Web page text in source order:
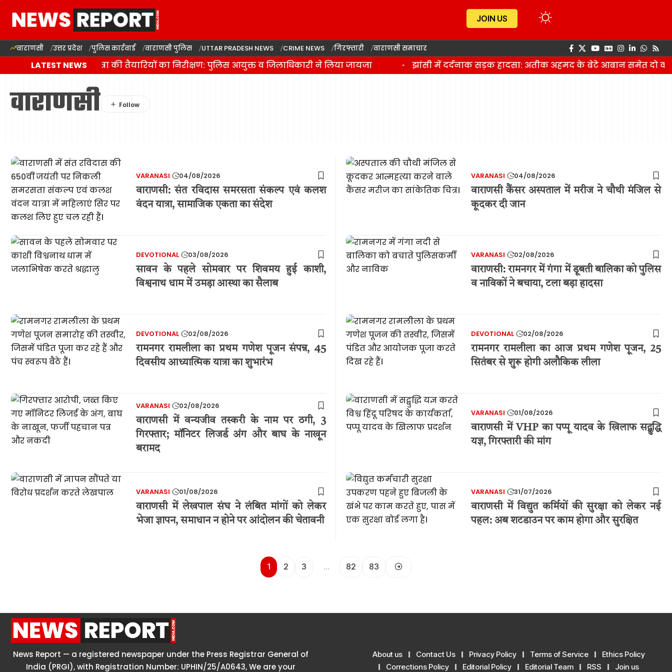
JOIN US
वाराणसी उत्तर प्रदेश पुलिस कार्रवाई वाराणसी पुलिस UTTAR PRADESH NEWS CRIME NEWS गिरफ्तारी वाराणसी समाचार
LATEST NEWS
वाराणसी में कांवड़ यात्रा की तैयारियों का निरीक्षण: पुलिस आयुक्त व जिलाधिकारी ने लिया जायजा झांसी में दर्दनाक सड़क हादसा: अतीक अहमद के बेटे आबान समेत दो की
वाराणसी
VARANASI 04/08/2026
वाराणसी: संत रविदास समरसता संकल्प एवं कलश
वंदन यात्रा, सामाजिक एकता का संदेश
VARANASI 04/08/2026
वाराणसी कैंसर अस्पताल में मरीज ने चौथी मंजिल से
कूदकर दी जान
DEVOTIONAL 03/08/2026
सावन के पहले सोमवार पर शिवमय हुई काशी,
विश्वनाथ धाम में उमड़ा आस्था का सैलाब
VARANASI 02/08/2026
वाराणसी: रामनगर में गंगा में डूबती बालिका को पुलिस
व नाविकों ने बचाया, टला बड़ा हादसा
DEVOTIONAL 02/08/2026
रामनगर रामलीला का प्रथम गणेश पूजन संपन्न, 45
दिवसीय आध्यात्मिक यात्रा का शुभारंभ
DEVOTIONAL 02/08/2026
रामनगर रामलीला का आज प्रथम गणेश पूजन, 25
सितंबर से शुरू होगी अलौकिक लीला
VARANASI 02/08/2026
वाराणसी में वन्यजीव तस्करी के नाम पर ठगी, 3
गिरफ्तार; मॉनिटर लिजर्ड अंग और बाघ के नाखून
बरामद
VARANASI 01/08/2026
वाराणसी में VHP का पप्पू यादव के खिलाफ सद्बुद्धि
यज्ञ, गिरफ्तारी की मांग
VARANASI 01/08/2026
वाराणसी में लेखपाल संघ ने लंबित मांगों को लेकर
भेजा ज्ञापन, समाधान न होने पर आंदोलन की चेतावनी
VARANASI 31/07/2026
वाराणसी में विद्युत कर्मियों की सुरक्षा को लेकर नई
पहल: अब शटडाउन पर काम होगा और सुरक्षित
1 2 3 … 82 83
News Report — a registered newspaper under the Press Registrar General of
India (PRGI), with Registration Number: UPHIN/25/A0643, We are your
About us Contact Us Privacy Policy Terms of Service
Ethics Policy
Corrections Policy
Editorial Policy Editorial Team RSS Join us